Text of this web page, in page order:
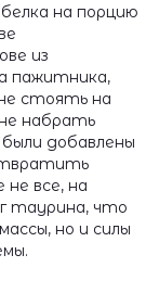
на порцию
из
пажитника,
стоять на
набрать
добавлены
все, на
таурина, что
но и силы